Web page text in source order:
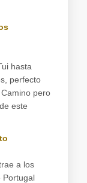
hasta
perfecto
pero
este
a los
Portugal